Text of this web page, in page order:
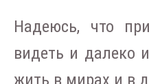
Надеюсь, что
видеть и далеко
жить в мирах и в